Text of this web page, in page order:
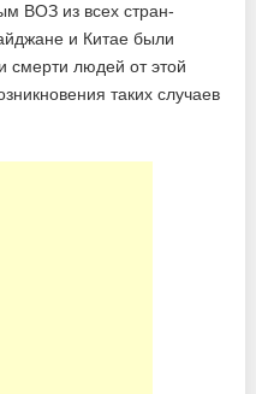
ВОЗ из всех стран-
и Китае были
смерти людей от этой
таких случаев